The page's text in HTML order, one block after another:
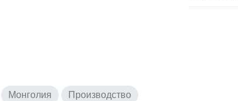
Монголия Производство